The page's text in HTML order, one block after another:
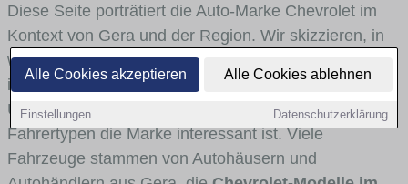
Alle Cookies akzeptieren Alle Cookies ablehnen
Einstellungen Datenschutzerklärung
Diese Seite porträtiert die Auto-Marke Chevrolet im
Kontext von Gera und der Region. Wir skizzieren, in
welchen Fahrzeugklassen Chevrolet stark vertreten
ist, welche Modellreihen häufig im Stadt- und
Umlandverkehr zu sehen sind und für welche
Fahrertypen die Marke interessant ist. Viele
Fahrzeuge stammen von Autohäusern und